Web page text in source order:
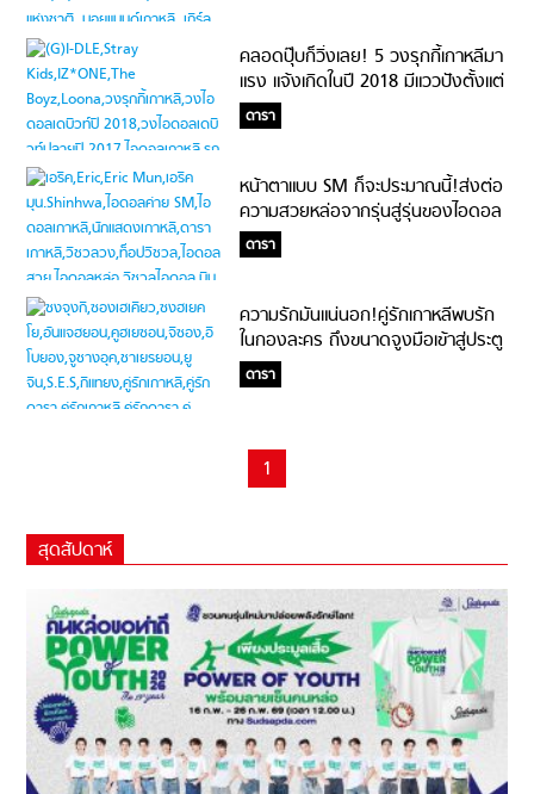
คลอดปุ๊บก็วิ่งเลย! 5 วงรุกกี้เกาหลีมา
แรง แจ้งเกิดในปี 2018 มีแววปังตั้งแต่
เดบิวท์
ดารา
หน้าตาแบบ SM ก็จะประมาณนี้!ส่งต่อ
ความสวยหล่อจากรุ่นสู่รุ่นของไอดอล
ค่าย SM #แหล่งผลิตวิชวลของ
วงการ
ดารา
ความรักมันแน่นอก!คู่รักเกาหลีพบรัก
ในกองละคร ถึงขนาดจูงมือเข้าสู่ประตู
วิวาห์
ดารา
1
สุดสัปดาห์